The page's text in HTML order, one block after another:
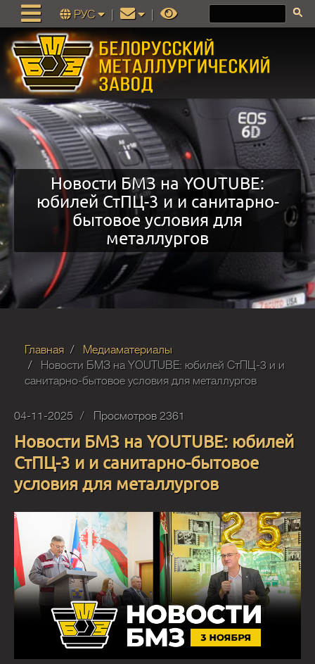
РУС
Новости БМЗ на YOUTUBE:
юбилей СтПЦ-3 и и санитарно-
бытовое условия для
металлургов
Главная
Медиаматериалы
Новости БМЗ на YOUTUBE: юбилей СтПЦ-3 и и
санитарно-бытовое условия для металлургов
04-11-2025 Просмотров 2361
Новости БМЗ на YOUTUBE: юбилей
СтПЦ-3 и и санитарно-бытовое
условия для металлургов